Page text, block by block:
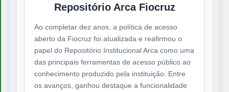
Repositório Arca Fiocruz
Ao completar dez anos, a política de acesso
aberto da Fiocruz foi atualizada e reafirmou o
papel do Repositório Institucional Arca como uma
das principais ferramentas de acesso público ao
conhecimento produzido pela instituição. Entre
os avanços, ganhou destaque a funcionalidade